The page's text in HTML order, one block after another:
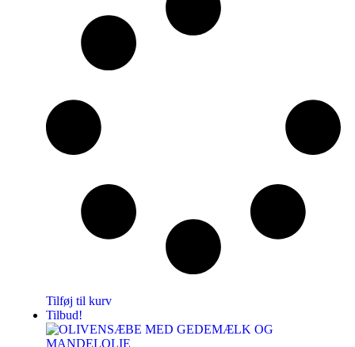
Tilføj til kurv
Tilbud!